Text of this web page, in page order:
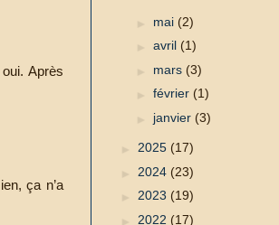
Après
ça n’a
► mai (2)
► avril (1)
► mars (3)
► février (1)
► janvier (3)
► 2025 (17)
► 2024 (23)
► 2023 (19)
► 2022 (17)